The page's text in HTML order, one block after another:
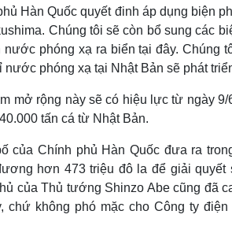
Hàn Quốc quyết đinh áp dụng biện
Chúng tôi sẽ còn bổ sung các
nước phóng xạ ra biển tại đây. Chúng
nước phóng xạ tại Nhật Bản sẽ phát
mở rộng này sẽ có hiệu lực từ ngày
tấn cá từ Nhật Bản.
của Chính phủ Hàn Quốc đưa ra
hơn 473 triệu đô la để giải quyết
của Thủ tướng Shinzo Abe cũng đã
chứ không phó mặc cho Công ty